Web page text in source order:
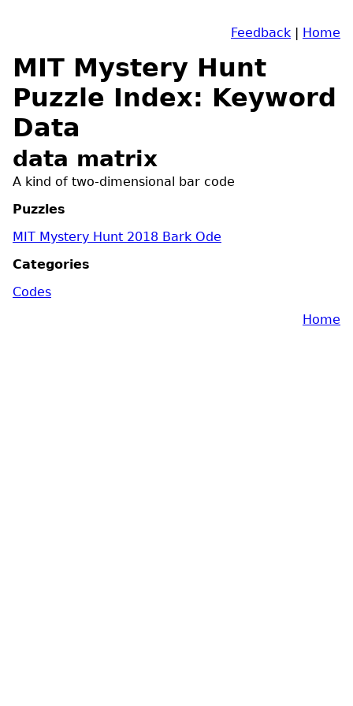
Feedback | Home
MIT Mystery Hunt
Puzzle Index: Keyword
Data
data matrix
A kind of two-dimensional bar code
Puzzles
MIT Mystery Hunt 2018 Bark Ode
Categories
Codes
Home